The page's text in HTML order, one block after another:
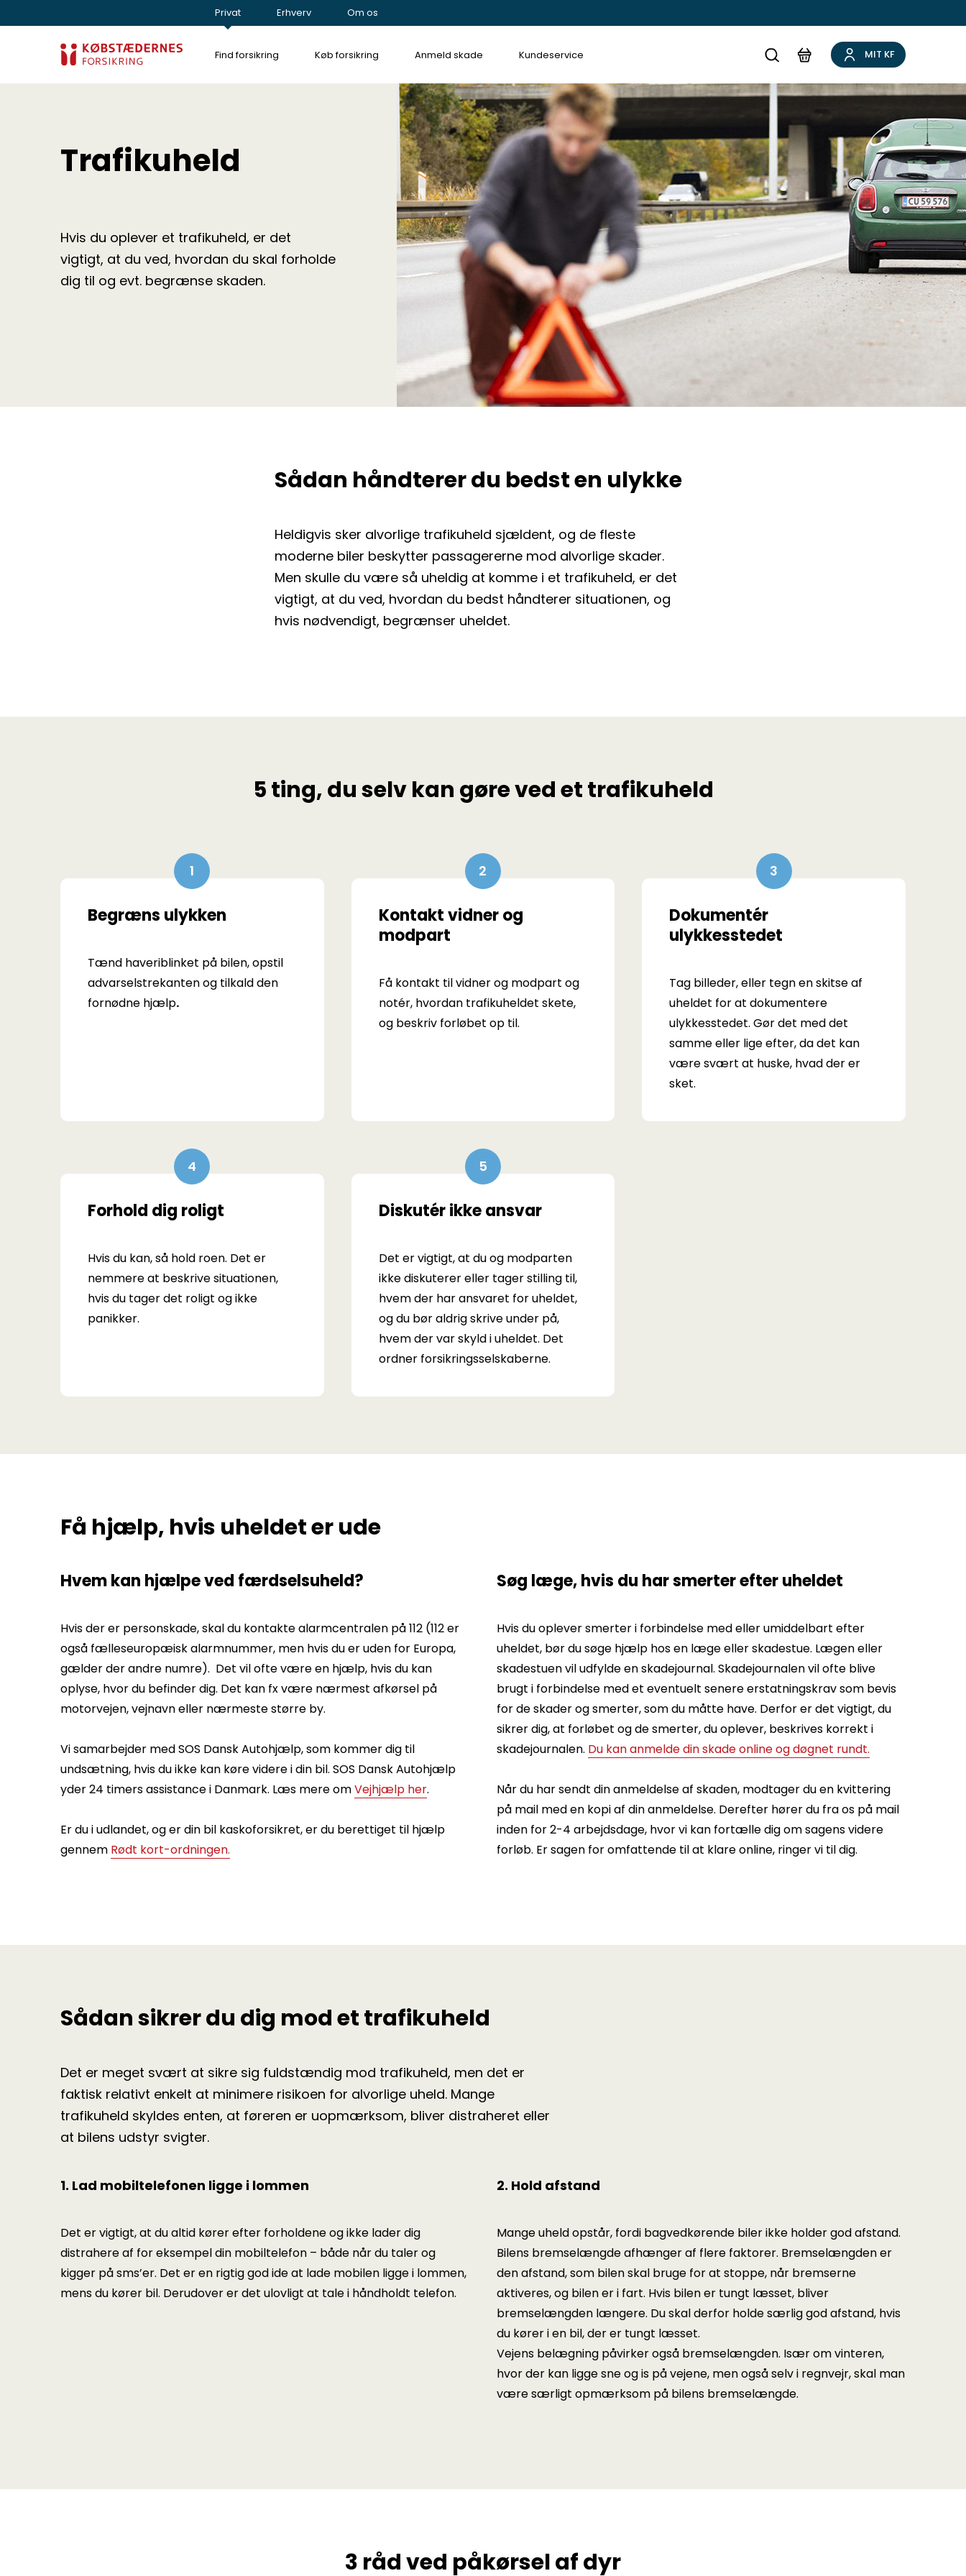
Privat Erhverv Om os
Find forsikring Køb forsikring Anmeld skade Kundeservice MIT KF
Trafikuheld
Hvis du oplever et trafikuheld, er det
vigtigt, at du ved, hvordan du skal forholde
dig til og evt. begrænse skaden.
Sådan håndterer du bedst en ulykke
Heldigvis sker alvorlige trafikuheld sjældent, og de fleste
moderne biler beskytter passagererne mod alvorlige skader.
Men skulle du være så uheldig at komme i et trafikuheld, er det
vigtigt, at du ved, hvordan du bedst håndterer situationen, og
hvis nødvendigt, begrænser uheldet.
5 ting, du selv kan gøre ved et trafikuheld
Begræns ulykken
Tænd haveriblinket på bilen, opstil
advarselstrekanten og tilkald den
fornødne hjælp.
Kontakt vidner og
modpart
Få kontakt til vidner og modpart og
notér, hvordan trafikuheldet skete,
og beskriv forløbet op til.
Dokumentér
ulykkesstedet
Tag billeder, eller tegn en skitseaf
uheldet for at dokumentere
ulykkesstedet. Gør det med det
samme eller lige efter, da det kan
være svært at huske, hvad der er
sket.
Forhold dig roligt
Hvis du kan, så hold roen. Det er
nemmere at beskrive situationen,
hvis du tager det roligt og ikke
panikker.
Diskutér ikke ansvar
Det er vigtigt, at du og modparten
ikke diskuterer eller tager stilling til,
hvem der har ansvaret for uheldet,
og du bør aldrig skrive under på,
hvem der var skyld i uheldet. Det
ordner forsikringsselskaberne.
Få hjælp, hvis uheldet er ude
Hvem kan hjælpe ved færdselsuheld?
Hvis der er personskade, skal du kontakte alarmcentralen på 112 (112 er
også fælleseuropæisk alarmnummer, men hvis du er uden for Europa,
gælder der andre numre). Det vil ofte være en hjælp, hvis du kan
oplyse, hvor du befinder dig. Det kan fx være nærmest afkørsel på
motorvejen, vejnavn eller nærmeste større by.
Vi samarbejder med SOS Dansk Autohjælp, som kommer dig til
undsætning, hvis du ikke kan køre videre i din bil. SOS Dansk Autohjælp
yder 24 timers assistance i Danmark. Læs mere omVejhjælp her.
Er du i udlandet, og er din bil kaskoforsikret, er du berettiget til hjælp
gennem Rødt kort-ordningen.
Søg læge, hvis du har smerter efter uheldet
Hvis du oplever smerter i forbindelse med eller umiddelbart efter
uheldet, bør du søge hjælp hos en læge eller skadestue. Lægen eller
skadestuen vil udfylde en skadejournal. Skadejournalen vil ofte blive
brugt i forbindelse med et eventuelt senere erstatningskrav som bevis
for de skader og smerter, som du måtte have. Derfor er det vigtigt, du
sikrer dig, at forløbet og de smerter, du oplever, beskrives korrekt i
skadejournalen. Du kan anmelde din skade online og døgnet rundt.
Når du har sendt din anmeldelse af skaden, modtager du en kvittering
på mail med en kopi af din anmeldelse. Derefter hører du fra os på mail
inden for 2-4 arbejdsdage, hvor vi kan fortælle dig om sagens videre
forløb. Er sagen for omfattende til at klare online, ringer vi til dig.
Sådan sikrer du dig mod et trafikuheld
Det er meget svært at sikre sig fuldstændig mod trafikuheld, men det er
faktisk relativt enkelt at minimere risikoen for alvorlige uheld. Mange
trafikuheld skyldes enten, at føreren er uopmærksom, bliver distraheret eller
at bilens udstyr svigter.
1. Lad mobiltelefonen ligge i lommen
Det er vigtigt, at du altid kører efter forholdene og ikke lader dig
distrahere af for eksempel din mobiltelefon – både når du taler og
kigger på sms’er. Det er en rigtig god ide at lade mobilen ligge i lommen,
mens du kører bil. Derudover er det ulovligt at tale i håndholdt telefon.
2. Hold afstand
Mange uheld opstår, fordi bagvedkørende biler ikke holder god afstand.
Bilens bremselængde afhænger af flere faktorer. Bremselængden er
den afstand, som bilen skal bruge for at stoppe, når bremserne
aktiveres, og bilen er i fart. Hvis bilen er tungt læsset, bliver
bremselængden længere. Du skal derfor holde særlig god afstand, hvis
du kører i en bil, der er tungt læsset.
Vejens belægning påvirker også bremselængden. Især om vinteren,
hvor der kan ligge sne og is på vejene, men også selv i regnvejr, skal man
være særligt opmærksom på bilens bremselængde.
3 råd ved påkørsel af dyr